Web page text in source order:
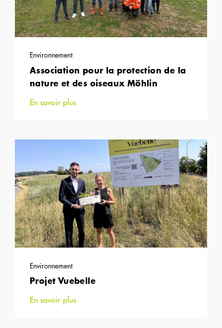
Environnement
Association pour la protection de la
nature et des oiseaux Möhlin
En savoir plus
Environnement
Projet Vuebelle
En savoir plus